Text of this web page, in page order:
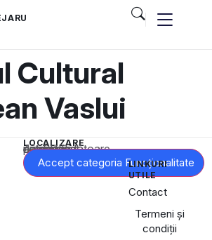
Cultural
Vaslui
LOCALIZARE
Acest conținut este blocat până când acceptați categoria corespunzătoare de cookie-uri.
Accept categoria Funcționalitate
LINKURI
UTILE
Contact
Termeni și
condiții